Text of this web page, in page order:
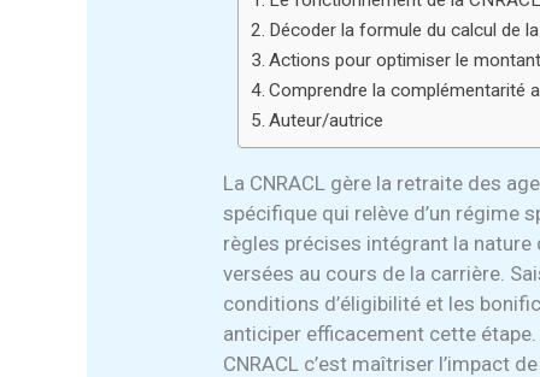
Décoder la formule du calcul de
Actions pour optimiser le
Comprendre la complémentarité
Auteur/autrice
La CNRACL gère la retraite des
spécifique qui relève d’un régime
règles précises intégrant la
versées au cours de la carrière.
conditions d’éligibilité et les
anticiper efficacement cette
CNRACL c’est maîtriser l’impact